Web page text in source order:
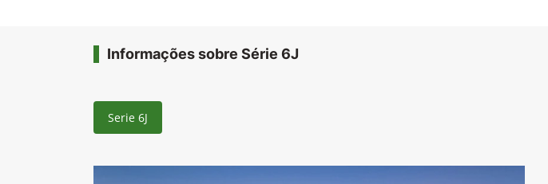
Informações sobre Série 6J
Serie 6J